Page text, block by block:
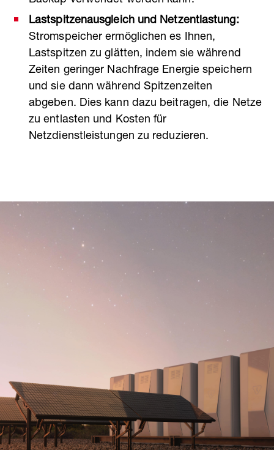
Lastspitzenausgleich und Netzentlastung:
Stromspeicher ermöglichen es Ihnen,
Lastspitzen zu glätten, indem sie während
Zeiten geringer Nachfrage Energie speichern
und sie dann während Spitzenzeiten
abgeben. Dies kann dazu beitragen, die Netze
zu entlasten und Kosten für
Netzdienstleistungen zu reduzieren.